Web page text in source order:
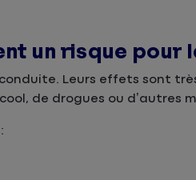
un risque pour
Leurs effets sont
de drogues ou d’autres